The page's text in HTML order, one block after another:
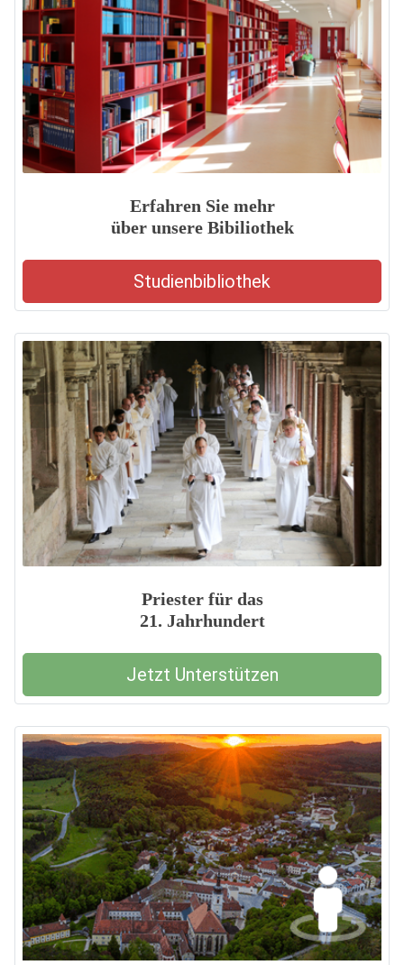
Erfahren Sie mehr
über unsere Bibiliothek
Studienbibliothek
Priester für das
21. Jahrhundert
Jetzt Unterstützen